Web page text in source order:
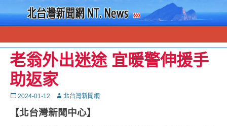
老翁外出迷途 宜暖警伸援手
助返家
Posted
2024-01-12 Autor北台灣新聞網
【北台灣新聞中心】